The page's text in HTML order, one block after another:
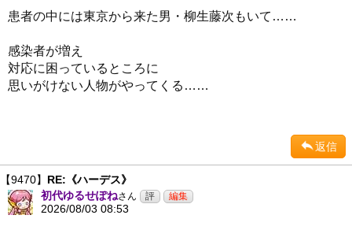
患者の中には東京から来た男・柳生藤次もいて……
感染者が増え
対応に困っているところに
思いがけない人物がやってくる……
返信
【9470】 RE:《ハーデス》
初代ゆるせぽねさん
2026/08/03 08:53